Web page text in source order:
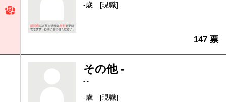
-歳 [現職]
147 票
その他 -
- -
-歳 [現職]